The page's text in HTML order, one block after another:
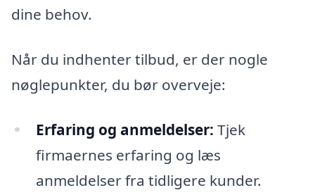
dine behov.
Når du indhenter tilbud, er der nogle
nøglepunkter, du bør overveje:
Erfaring og anmeldelser: Tjek
firmaernes erfaring og læs
anmeldelser fra tidligere kunder.